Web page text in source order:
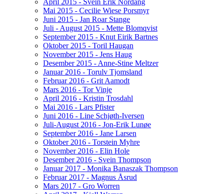
Mai 2015 - Cecilie Wiese Porsmyr
Juni 2015 - Jan Roar Stange
Juli - August 2015 - Mette Blomqvist
September 2015 - Knut Eirik Bartnes
Oktober 2015 - Toril Haugan
November 2015 - Jens Haug
Desember 2015 - Anne-Stine Meltzer
Januar 2016 - Torulv Tjomsland
Februar 2016 - Grit Aamodt
Mars 2016 - Tor Vinje
April 2016 - Kristin Trosdahl
Mai 2016 - Lars Pfister
Juni 2016 - Line Schjøth-Iversen
Juli-August 2016 - Jon-Erik Lunøe
September 2016 - Jane Larsen
Oktober 2016 - Torstein Myhre
November 2016 - Elin Hole
Desember 2016 - Svein Thompson
Januar 2017 - Monika Banaszak Thompson
Februar 2017 - Magnus Åsrud
Mars 2017 - Gro Worren